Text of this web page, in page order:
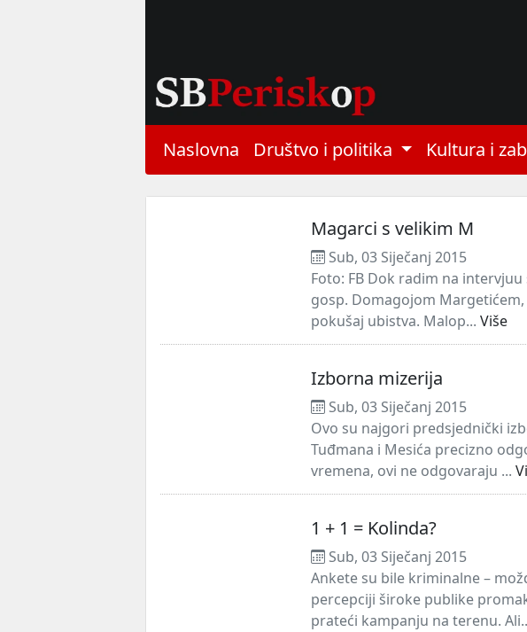
Naslovna Društvo i politika Kultura i
Magarci s velikim M
Sub, 03 Siječanj 2015
Foto: FB Dok radim na
gosp. Domagojom
pokušaj ubistva. Malop... Više
Izborna mizerija
Sub, 03 Siječanj 2015
Ovo su najgori predsjednički
Tuđmana i Mesića precizno
vremena, ovi ne odgovaraju ...
1 + 1 = Kolinda?
Sub, 03 Siječanj 2015
Ankete su bile kriminalne –
percepciji široke publike
prateći kampanju na terenu.